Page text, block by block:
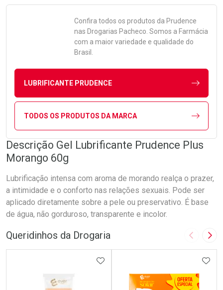
Confira todos os produtos da Prudence
nas Drogarias Pacheco. Somos a Farmácia
com a maior variedade e qualidade do
Brasil.
LUBRIFICANTE PRUDENCE
TODOS OS PRODUTOS DA MARCA
Descrição Gel Lubrificante Prudence Plus
Morango 60g
Lubrificação intensa com aroma de morando realça o prazer,
a intimidade e o conforto nas relações sexuais. Pode ser
aplicado diretamente sobre a pele ou preservativo. É base
de água, não gorduroso, transparente e incolor.
Queridinhos da Drogaria Imagem
ADICIONAR AOS FAVORITOS